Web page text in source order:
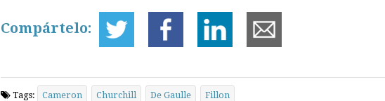
Compártelo:
Tags: Cameron Churchill De Gaulle Fillon